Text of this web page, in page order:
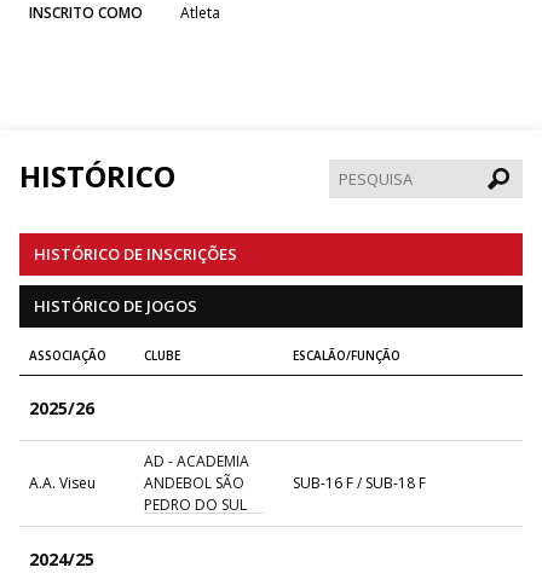
INSCRITO COMO Atleta
HISTÓRICO
HISTÓRICO DE INSCRIÇÕES
HISTÓRICO DE JOGOS
ASSOCIAÇÃO CLUBE ESCALÃO/FUNÇÃO
2025/26
A.A. Viseu
AD - ACADEMIA
ANDEBOL SÃO
PEDRO DO SUL
SUB-16 F / SUB-18 F
2024/25